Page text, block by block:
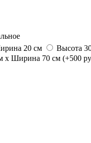
20 см
Высота
х Ширина 70 см (+500